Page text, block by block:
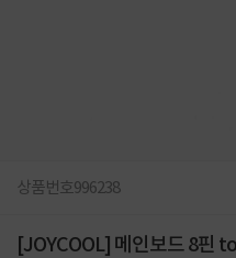
상품번호996238
[JOYCOOL] 메인보드 8핀